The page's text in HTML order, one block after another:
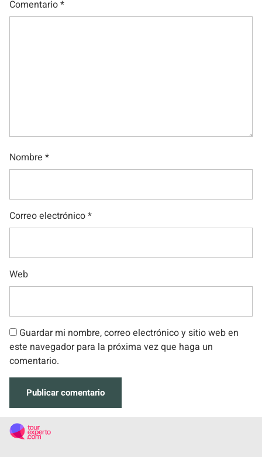
Comentario*
Nombre *
Correo electrónico*
Web
Guardar mi nombre, correo electrónico y sitio web en
este navegador para la próxima vez que haga un
comentario.